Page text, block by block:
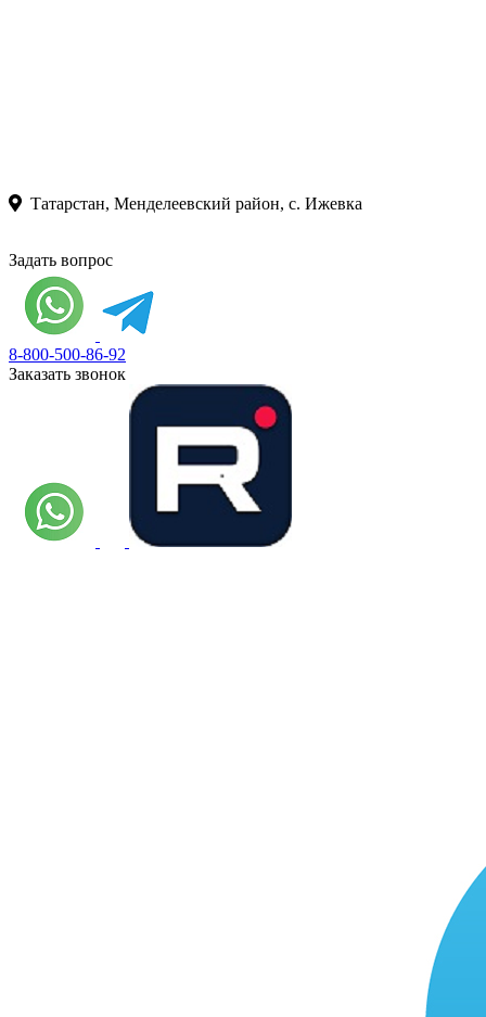
Татарстан, Менделеевский район, с. Ижевка
Задать вопрос
8-800-500-86-92
Заказать звонок